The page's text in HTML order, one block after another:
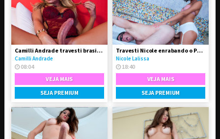
PROSSEGUIR
Camilli Andrade travesti brasileira bem dotada de pau
Camilli Andrade
08:04
VEJA MAIS
SEJA PREMIUM
Travesti Nicole enrabando o Paulo
Nicole Lalissa
18:40
VEJA MAIS
SEJA PREMIUM